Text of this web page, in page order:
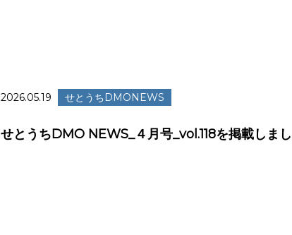
2026.05.19 せとうちDMONEWS
せとうちDMO NEWS_４月号_vol.118を掲載しまし